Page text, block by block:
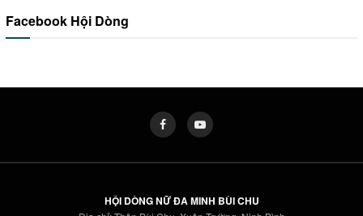
Facebook Hội Dòng
HỘI DÒNG NỮ ĐA MINH BÙI CHU